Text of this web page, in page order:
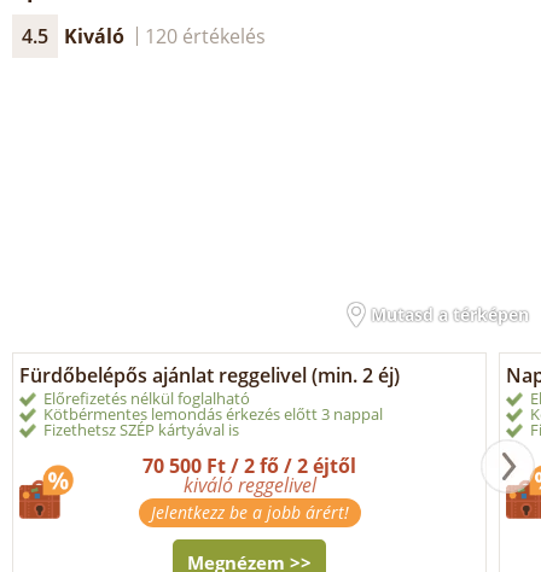
4.5 Kiváló 120 értékelés
Mutasd a térképen
Fürdőbelépős ajánlat reggelivel (min. 2 éj)
Előrefizetés nélkül foglalható
Kötbérmentes lemondás érkezés előtt 3 nappal
Fizethetsz SZÉP kártyával is
70 500 Ft / 2 fő / 2 éjtől
kiváló reggelivel
Jelentkezz be a jobb árért!
Megnézem >>